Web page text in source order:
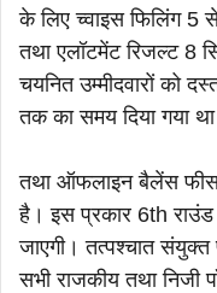
के लिए च्वाइस फिलिंग 5
तथा एलॉटमेंट रिजल्ट 8
चयनित उम्मीदवारों को
तक का समय दिया गया
तथा ऑफलाइन बैलेंस फीस
है। इस प्रकार 6th राउंड
जाएगी। तत्पश्चात संयुक्त
सभी राजकीय तथा निजी